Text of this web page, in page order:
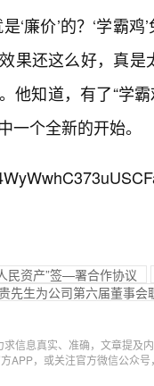
‘廉价’的？‘学霸
果还这么好，真是
他知道，有了“学
一个全新的开始。
民资产”签—署合作协议
先生为公司第六届董事会
求信息真实、准确，文章提及
方APP，或关注官方微信公众